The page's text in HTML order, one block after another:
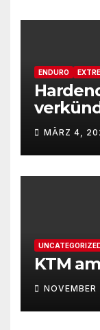
ENDURO
MÄRZ 4,
KTM